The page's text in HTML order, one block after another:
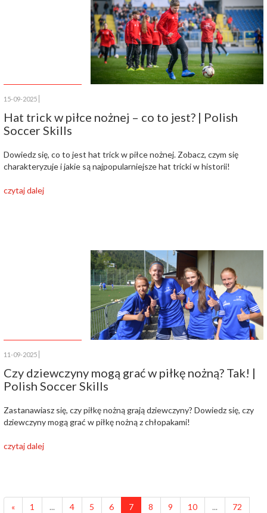
15-09-2025
Hat trick w piłce nożnej – co to jest? | Polish
Soccer Skills
Dowiedz się, co to jest hat trick w piłce nożnej. Zobacz, czym się
charakteryzuje i jakie są najpopularniejsze hat tricki w historii!
czytaj dalej
11-09-2025
Czy dziewczyny mogą grać w piłkę nożną? Tak! |
Polish Soccer Skills
Zastanawiasz się, czy piłkę nożną grają dziewczyny? Dowiedz się, czy
dziewczyny mogą grać w piłkę nożną z chłopakami!
czytaj dalej
« 1 ... 4 5 6 7 8 9 10 ...
72